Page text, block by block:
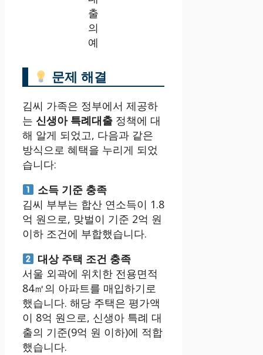
출
의
예
문제 해결
김씨 가족은 정부에서 제공하
는 신생아 특례대출 정책에 대
해 알게 되었고, 다음과 같은
방식으로 혜택을 누리게 되었
습니다:
소득 기준 충족
김씨 부부는 합산 연소득이 1.8
억 원으로, 맞벌이 기준 2억 원
이하 조건에 부합했습니다.
대상 주택 조건 충족
서울 외곽에 위치한 전용면적
84㎡의 아파트를 매입하기로
했습니다. 해당 주택은 평가액
이 8억 원으로, 신생아 특례 대
출의 기준(9억 원 이하)에 적합
했습니다.